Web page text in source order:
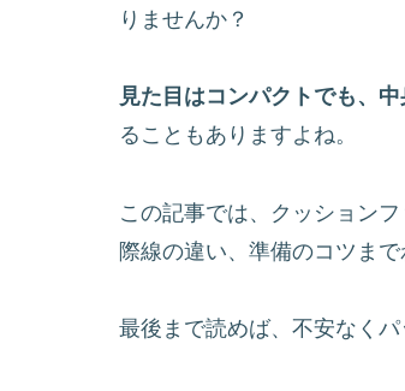
りませんか？
見た目はコンパクトでも、中
ることもありますよね。
この記事では、クッション
際線の違い、準備のコツま
最後まで読めば、不安なく